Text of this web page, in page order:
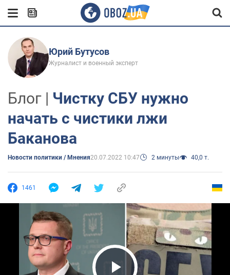
Юрий Бутусов
Журналист и военный эксперт
Блог | Чистку СБУ нужно
начать с чистики лжи
Баканова
Новости политики / Мнения20.07.2022 10:47 2 минуты 40,0 т.
1461